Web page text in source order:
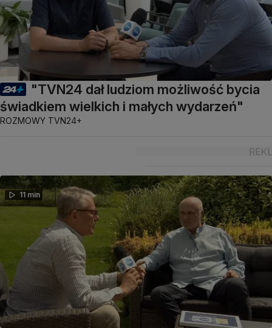
"TVN24 dał ludziom możliwość bycia
świadkiem wielkich i małych wydarzeń"
ROZMOWY TVN24+
11 min